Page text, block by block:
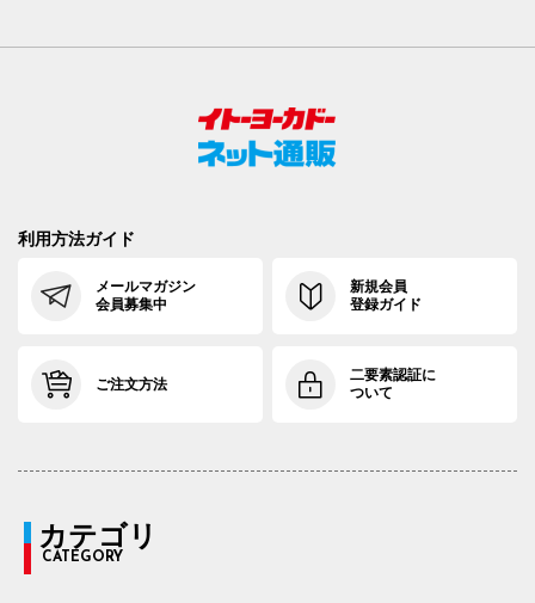
利用方法ガイド
メールマガジン
会員募集中
新規会員
登録ガイド
ご注文方法
二要素認証に
ついて
カテゴリ
CATEGORY